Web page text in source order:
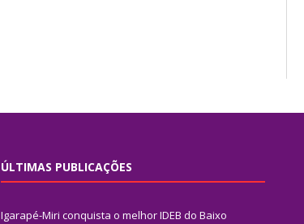
ÚLTIMAS PUBLICAÇÕES
Igarapé-Miri conquista o melhor IDEB do Baixo